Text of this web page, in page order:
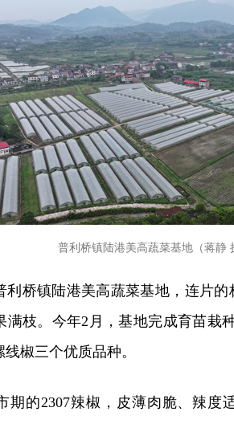
普利桥镇陆港美高蔬菜基地（蒋静
利桥镇陆港美高蔬菜基地，连片
满枝。今年2月，基地完成育苗栽
椒三个优质品种。
期的2307辣椒，皮薄肉脆、辣度